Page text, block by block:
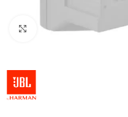
Click to enlarge